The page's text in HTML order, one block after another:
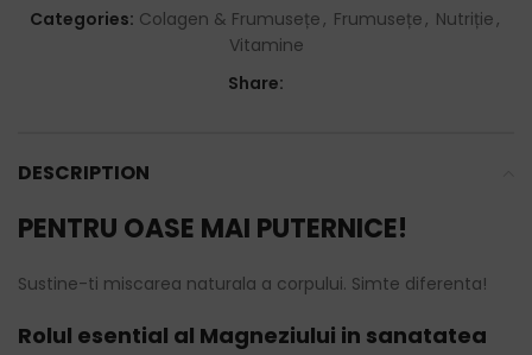
Categories: Colagen & Frumusețe, Frumusețe, Nutriție,
Vitamine
Share:
DESCRIPTION
PENTRU OASE MAI PUTERNICE!
Sustine-ti miscarea naturala a corpului. Simte diferenta!
Rolul esential al Magneziului in sanatatea